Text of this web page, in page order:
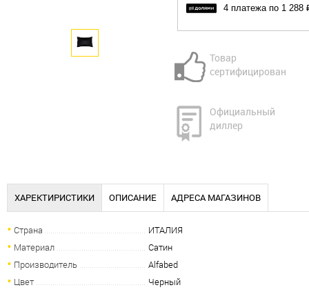
4 платежа по 1 288
Товар
сертифицирован
Официальный
диллер
ХАРЕКТИРИСТИКИ ОПИСАНИЕ АДРЕСА МАГАЗИНОВ
Страна
ИТАЛИЯ
Материал
Сатин
Производитель
Alfabed
Цвет
Черный